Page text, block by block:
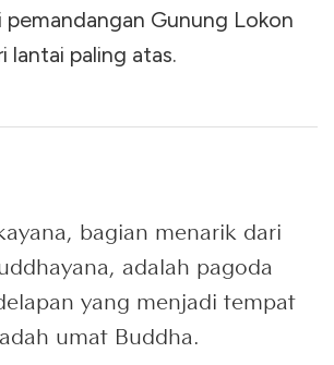
pemandangan Gunung Lokon
lantai paling atas.
bagian menarik dari
adalah pagoda
yang menjadi tempat
umat Buddha.